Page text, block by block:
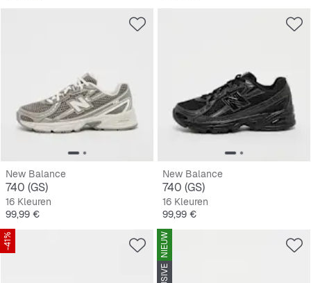
New Balance
740 (GS)
16 Kleuren
Prijs
99,99 €
New Balance
740 (GS)
16 Kleuren
Prijs
99,99 €
-41% NIEUW